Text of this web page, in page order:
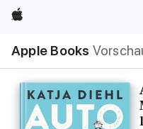
Apple
Apple Books
Navigation
Menü
öffnen